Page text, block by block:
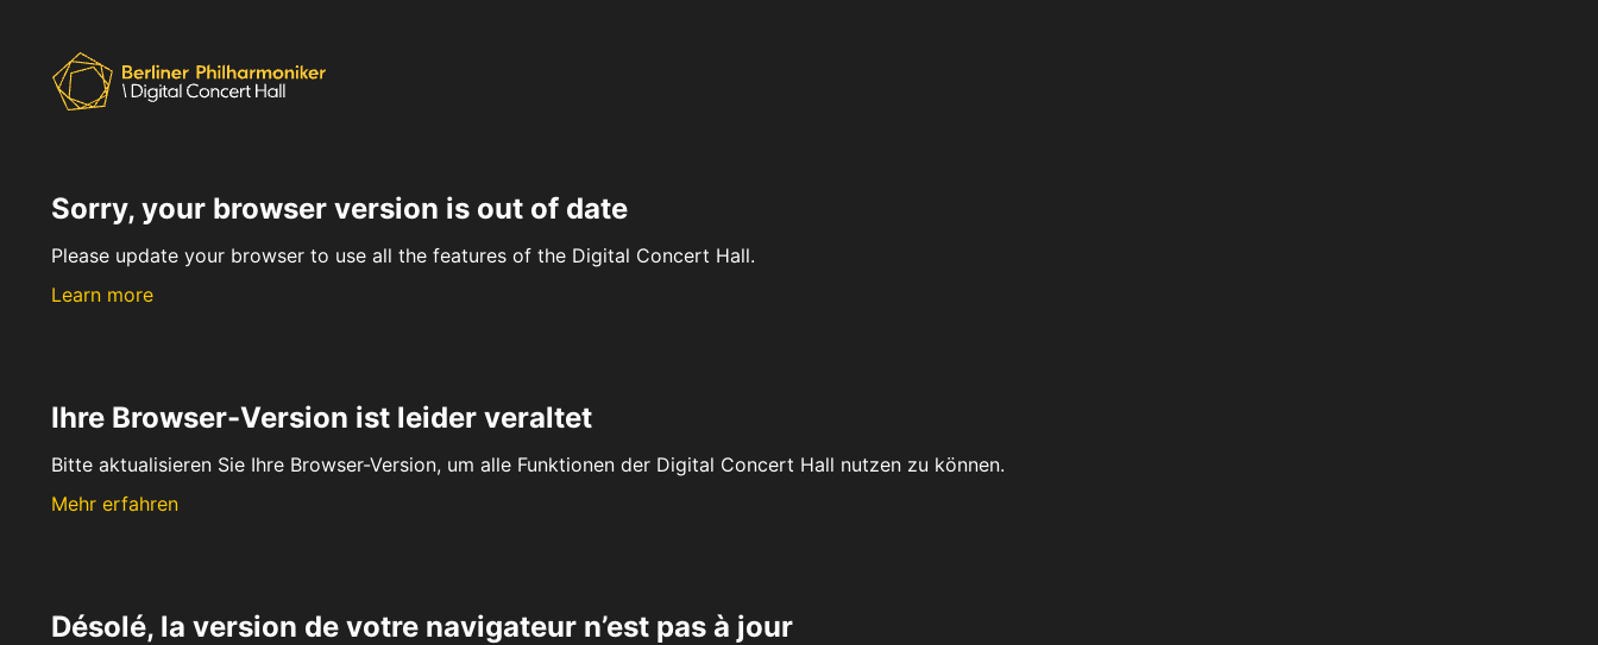
Sorry, your browser version is out of date
Please update your browser to use all the features of the Digital Concert Hall.
Learn more
Ihre Browser-Version ist leider veraltet
Bitte aktualisieren Sie Ihre Browser-Version, um alle Funktionen der Digital Concert Hall nutzen zu können.
Mehr erfahren
Désolé, la version de votre navigateur n’est pas à jour